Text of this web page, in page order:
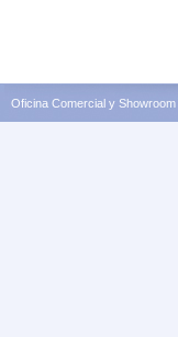
Oficina Comercial y